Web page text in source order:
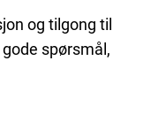
og tilgong til
spørsmål,